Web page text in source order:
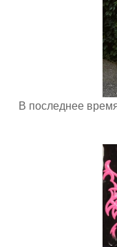
В последнее